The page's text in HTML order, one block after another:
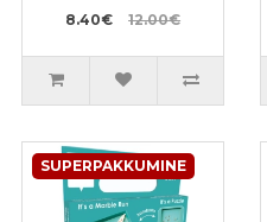
8.40€ 12.00€
SUPERPAKKUMINE